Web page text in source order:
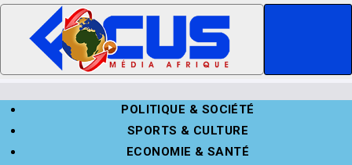
POLITIQUE & SOCIÉTÉ
SPORTS & CULTURE
ECONOMIE & SANTÉ